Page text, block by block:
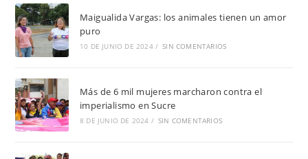
Maigualida Vargas: los animales tienen un amor
puro
10 DE JUNIO DE 2024 / SIN COMENTARIOS
Más de 6 mil mujeres marcharon contra el
imperialismo en Sucre
8 DE JUNIO DE 2024 / SIN COMENTARIOS